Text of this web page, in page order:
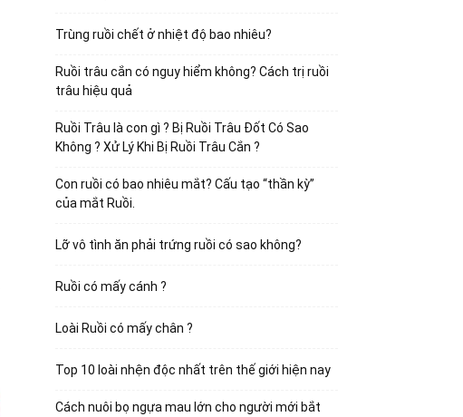
Trùng ruồi chết ở nhiệt độ bao nhiêu?
Ruồi trâu cắn có nguy hiểm không? Cách trị ruồi
trâu hiệu quả
Ruồi Trâu là con gì ? Bị Ruồi Trâu Đốt Có Sao
Không ? Xử Lý Khi Bị Ruồi Trâu Cắn ?
Con ruồi có bao nhiêu mắt? Cấu tạo “thần kỳ”
của mắt Ruồi.
Lỡ vô tình ăn phải trứng ruồi có sao không?
Ruồi có mấy cánh ?
Loài Ruồi có mấy chân ?
Top 10 loài nhện độc nhất trên thế giới hiện nay
Cách nuôi bọ ngựa mau lớn cho người mới bắt